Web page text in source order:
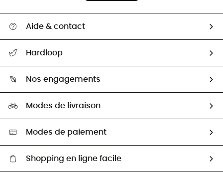
Aide & contact
Retour & remboursement
Guide des tailles
Seconde Main
Aide & Contact
Hardloop
HardGuides
Nos engagements
Sélection éco-responsable
Modes de livraison
Modes de paiement
Shopping en ligne facile